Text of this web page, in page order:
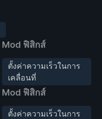
Mod ฟิสิกส์
ตั้งค่าความเร็วในการ
เคลื่อนที่
Mod ฟิสิกส์
ตั้งค่าความเร็วในการ